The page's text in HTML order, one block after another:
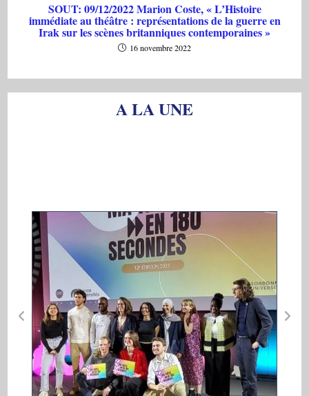
SOUT: 09/12/2022 Marion Coste, « L’Histoire
immédiate au théâtre : représentations de la guerre en
Irak sur les scènes britanniques contemporaines »
16 novembre 2022
A LA UNE